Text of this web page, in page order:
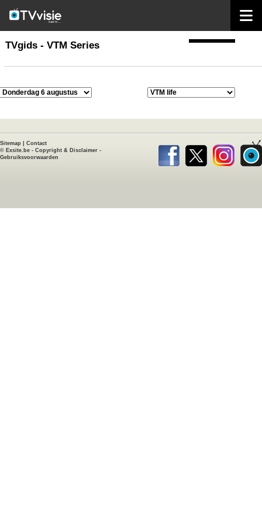
TVgids
TVgids - VTM Series
Sitemap
Contact
© Exsite.be - Copyright & Disclaimer -
Gebruiksvoorwaarden